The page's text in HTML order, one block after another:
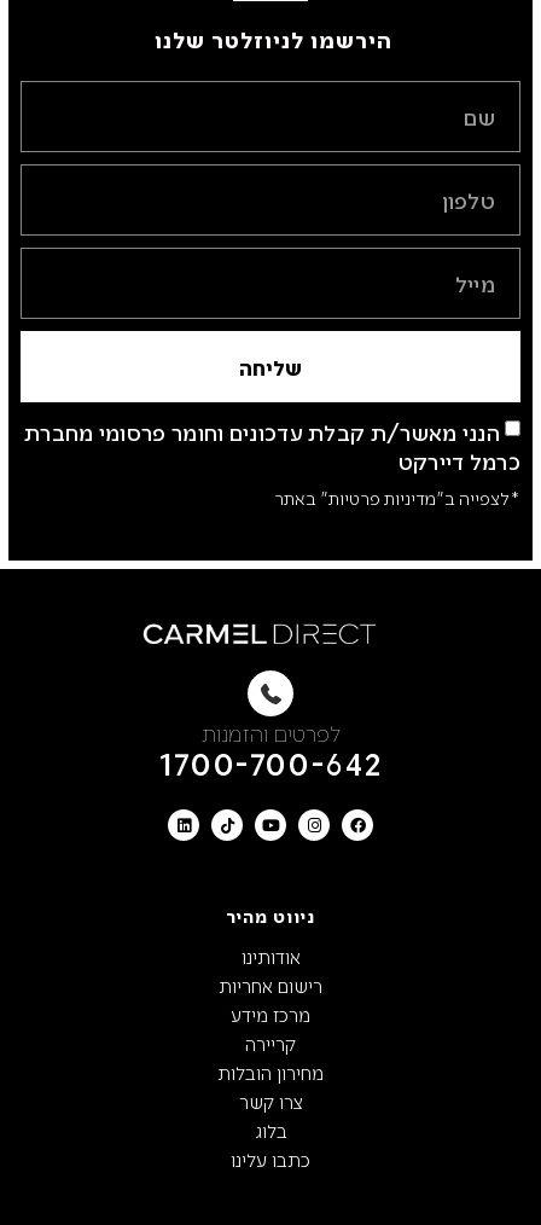
הירשמו לניוזלטר שלנו ​
הנני מאשר/ת קבלת עדכונים וחומר פרסומי מחברת
כרמל דיירקט
*לצפייה ב"מדיניות פרטיות" באתר
שליחה
לפרטים והזמנות
1700-700-642
ניווט מהיר
אודותינו
רישום אחריות
מרכז מידע
קריירה
מחירון הובלות
צרו קשר
בלוג
כתבו עלינו